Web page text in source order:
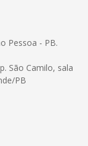
Pessoa - PB.
São Camilo, sala
PB